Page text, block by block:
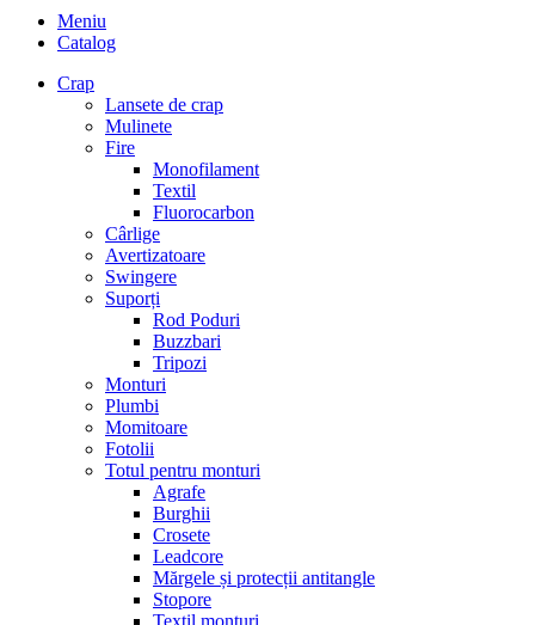
Meniu
Catalog
Crap
Lansete de crap
Mulinete
Fire
Monofilament
Textil
Fluorocarbon
Cârlige
Avertizatoare
Swingere
Suporți
Rod Poduri
Buzzbari
Tripozi
Monturi
Plumbi
Momitoare
Fotolii
Totul pentru monturi
Agrafe
Burghii
Crosete
Leadcore
Mărgele și protecții antitangle
Stopore
Textil monturi